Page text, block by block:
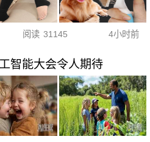
阅读 31145 4小时前
智能大会令人期待